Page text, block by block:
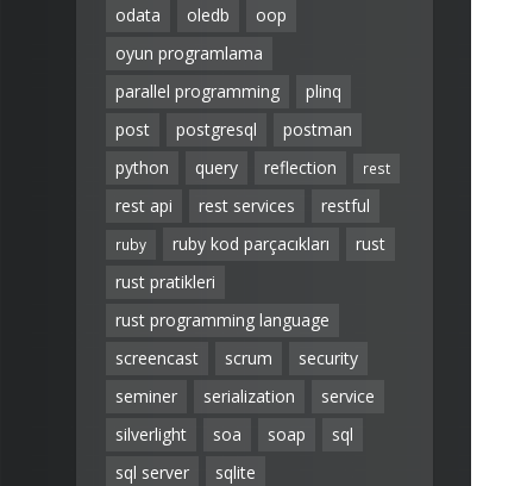
odata
oledb
oop
oyun programlama
parallel programming
plinq
post
postgresql
postman
python
query reflection rest
rest api rest services restful
ruby ruby kod parçacıkları
rust
rust pratikleri
rust programming language
screencast
scrum
security
seminer
serialization
service
silverlight
soa soap
sql
sql server
sqlite